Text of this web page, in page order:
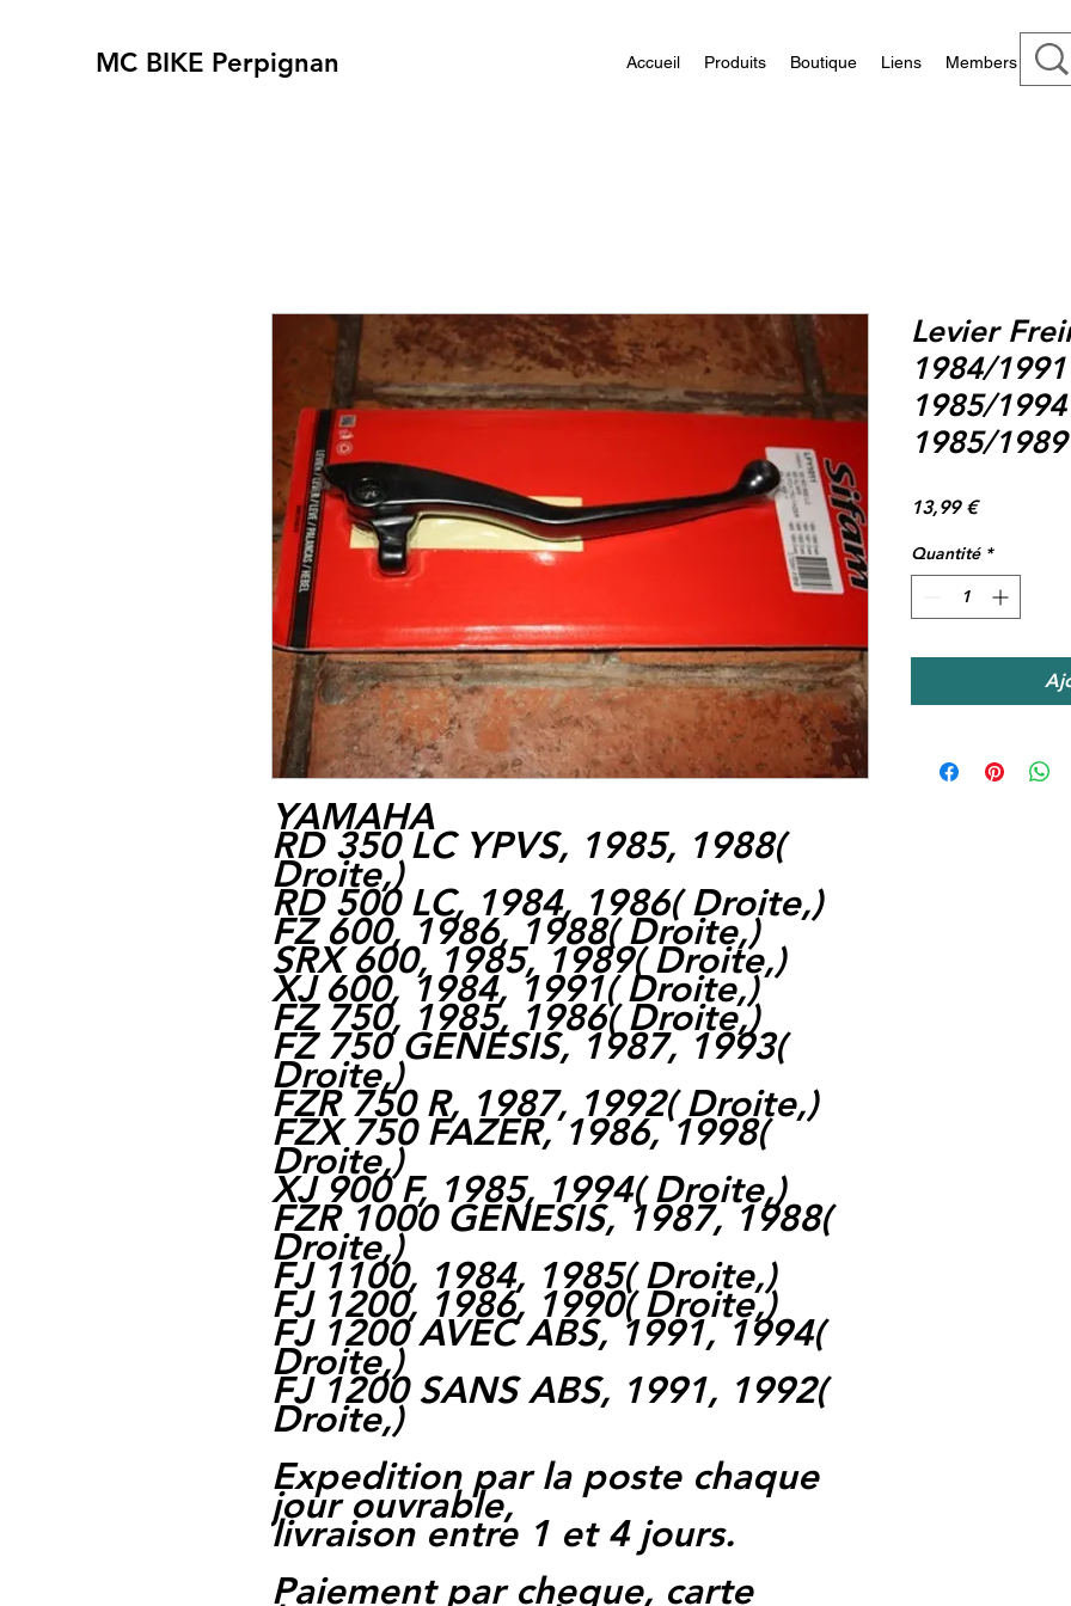
MC BIKE Perpignan Accueil Produits Boutique Liens Members
YAMAHA
RD 350 LC YPVS, 1985, 1988(
Droite,)
RD 500 LC, 1984, 1986(Droite,)
FZ 600, 1986, 1988(Droite,)
SRX 600, 1985, 1989(Droite,)
XJ 600, 1984, 1991(Droite,)
FZ 750, 1985, 1986(Droite,)
FZ 750 GENESIS, 1987, 1993(
Droite,)
FZR 750 R, 1987, 1992(Droite,)
FZX 750 FAZER, 1986, 1998(
Droite,)
XJ 900 F, 1985, 1994(Droite,)
FZR 1000 GENESIS, 1987, 1988(
Droite,)
FJ 1100, 1984, 1985(Droite,)
FJ 1200, 1986, 1990(Droite,)
FJ 1200 AVEC ABS, 1991, 1994(
Droite,)
FJ 1200 SANS ABS, 1991, 1992(
Droite,)
Expedition par la poste chaque
jour ouvrable,
livraison entre 1 et 4 jours.
Paiement par cheque, carte
Levier
1984/
1985/
1985/
13,99 €Prix
Quantité *